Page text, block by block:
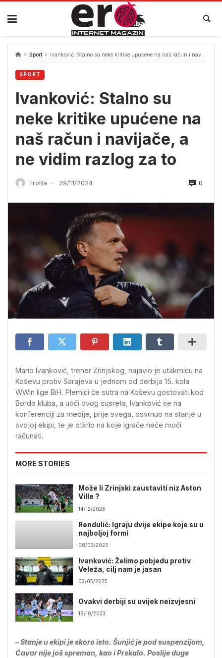
Skip
content
Sport Ivanković: Stalno su neke kritike upućene na naš račun i navijače, a ne vidim razlog za to
SPORT
Ivanković: Stalno su
neke kritike upućene na
naš račun i navijače, a
ne vidim razlog za to
EroBa — 29/11/2024 0
Mario Ivanković, trener Zrinjskog, najavio je utakmicu na
Koševu protiv Sarajeva u jednom od derbija 15. kola
WWin lige BiH. Plemići će sutra na Koševu gostovati kod
Bordo kluba, a uoči ovog susreta, Ivanković se na
konferenciji za medije, prije svega, osvrnuo na stanje u
svojoj ekipi, te je otkrio na koje igrače neće moći
računati.
MORE STORIES
Može li Zrinjski zaustaviti niz Aston
Ville ?
14/12/2023
Rendulić: Igraju dvije ekipe koje su u
najboljoj formi
08/03/2023
Ivanković: Želimo pobjedu protiv
Veleža, cilj nam je jasan
03/05/2025
Ovakvi derbiji su uvijek neizvjesni
18/10/2023
– Stanje u ekipi je skoro isto. Šunjić je pod suspenzijom,
Ćavar nije još spreman, kao i Prskalo. Poslije duge